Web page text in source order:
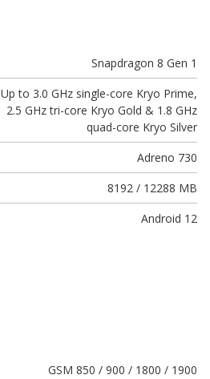
Snapdragon 8 Gen 1
Up to 3.0 GHz single-core Kryo Prime,
2.5 GHz tri-core Kryo Gold & 1.8 GHz
quad-core Kryo Silver
Adreno 730
8192 / 12288 MB
Android 12
GSM 850 / 900 / 1800 / 1900